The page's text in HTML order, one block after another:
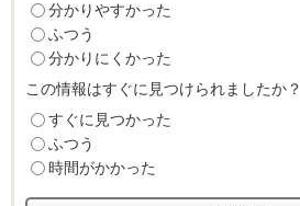
分かりやすかった
ふつう
分かりにくかった
この情報はすぐに見つけられましたか？
すぐに見つかった
ふつう
時間がかかった